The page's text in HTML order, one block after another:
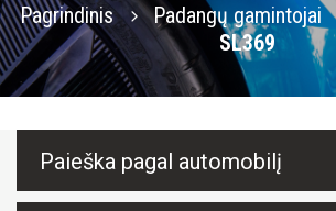
Pagrindinis Padangų gamintojai
SL369
Paieška pagal automobilį